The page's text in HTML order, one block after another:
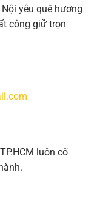
yêu quê hương
công giữ trọn
luôn cố